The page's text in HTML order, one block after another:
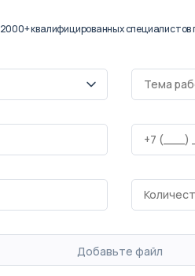
2000+ квалифицированных специалистов
Добавьте файл